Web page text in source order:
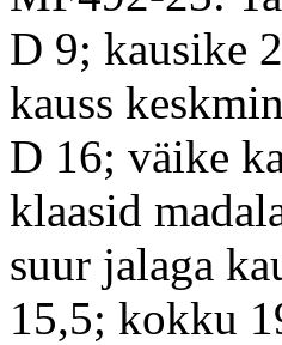
D 9; kausike
kauss
D 16; väike
klaasid
suur jalaga
15,5; kokku